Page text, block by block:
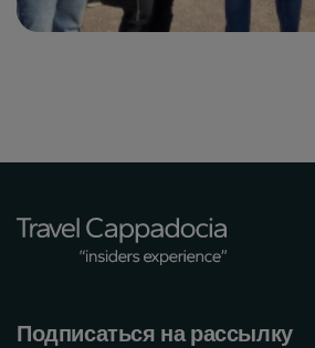
Подписаться на рассылку